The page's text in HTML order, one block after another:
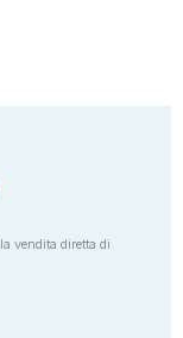
vendita diretta di